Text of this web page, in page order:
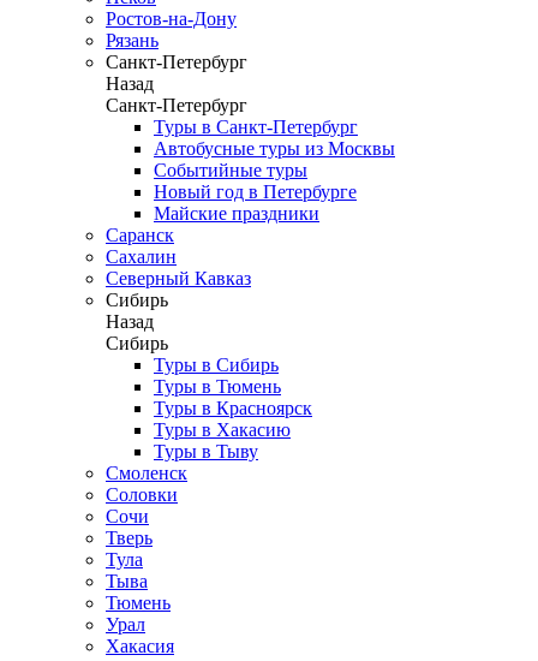
Ростов-на-Дону
Рязань
Санкт-Петербург
Назад
Санкт-Петербург
Туры в Санкт-Петербург
Автобусные туры из Москвы
Событийные туры
Новый год в Петербурге
Майские праздники
Саранск
Сахалин
Северный Кавказ
Сибирь
Назад
Сибирь
Туры в Сибирь
Туры в Тюмень
Туры в Красноярск
Туры в Хакасию
Туры в Тыву
Смоленск
Соловки
Сочи
Тверь
Тула
Тыва
Тюмень
Урал
Хакасия